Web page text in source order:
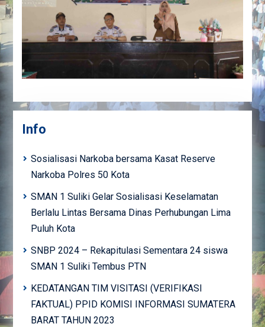
Info
Sosialisasi Narkoba bersama Kasat Reserve
Narkoba Polres 50 Kota
SMAN 1 Suliki Gelar Sosialisasi Keselamatan
Berlalu Lintas Bersama Dinas Perhubungan Lima
Puluh Kota
SNBP 2024 – Rekapitulasi Sementara 24 siswa
SMAN 1 Suliki Tembus PTN
KEDATANGAN TIM VISITASI (VERIFIKASI
FAKTUAL) PPID KOMISI INFORMASI SUMATERA
BARAT TAHUN 2023